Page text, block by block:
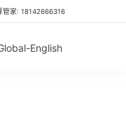
家: 18142666316
English